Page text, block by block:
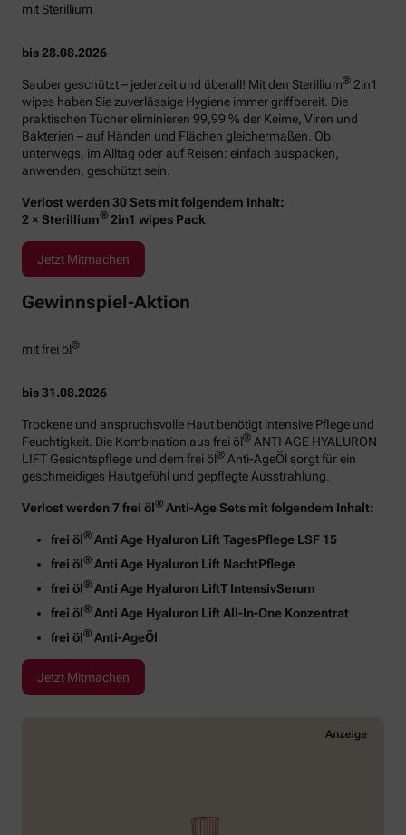
mit Sterillium
bis 28.08.2026
Sauber geschützt – jederzeit und überall! Mit den Sterillium® 2in1
wipes haben Sie zuverlässige Hygiene immer griffbereit. Die
praktischen Tücher eliminieren 99,99 % der Keime, Viren und
Bakterien – auf Händen und Flächen gleichermaßen. Ob
unterwegs, im Alltag oder auf Reisen: einfach auspacken,
anwenden, geschützt sein.
Verlost werden 30 Sets mit folgendem Inhalt:
2 × Sterillium® 2in1 wipes Pack
Jetzt Mitmachen
Gewinnspiel-Aktion
mit frei öl®
bis 31.08.2026
Trockene und anspruchsvolle Haut benötigt intensive Pflege und
Feuchtigkeit. Die Kombination aus frei öl® ANTI AGE HYALURON
LIFT Gesichtspflege und dem frei öl® Anti-AgeÖl sorgt für ein
geschmeidiges Hautgefühl und gepflegte Ausstrahlung.
Verlost werden 7 frei öl® Anti-Age Sets mit folgendem Inhalt:
frei öl® Anti Age Hyaluron Lift TagesPflege LSF 15
frei öl® Anti Age Hyaluron Lift NachtPflege
frei öl® Anti Age Hyaluron LiftT IntensivSerum
frei öl® Anti Age Hyaluron Lift All-In-One Konzentrat
frei öl® Anti-AgeÖl
Jetzt Mitmachen